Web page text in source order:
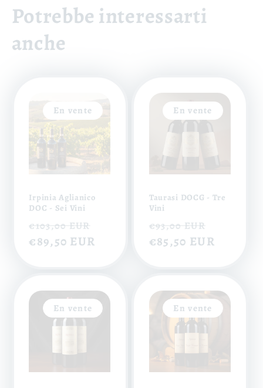
Potrebbe interessarti
anche
En vente
Irpinia Aglianico
DOC - Sei Vini
Prix
habituel
€103,00 EUR
€89,50 EUR
En vente
Taurasi DOCG - Tre
Vini
Prix
habituel
€93,00 EUR
soldé
€85,50 EUR
En vente En vente